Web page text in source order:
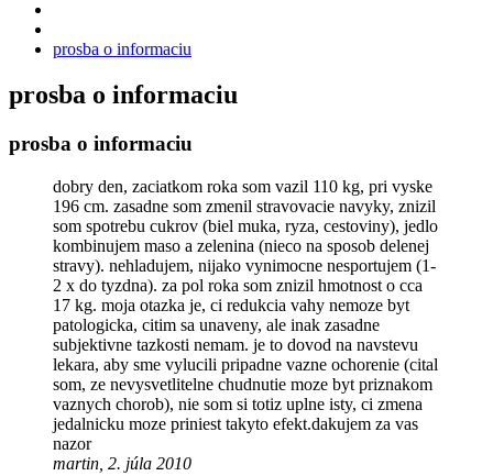
prosba o informaciu
prosba o informaciu
prosba o informaciu
dobry den, zaciatkom roka som vazil 110 kg, pri vyske
196 cm. zasadne som zmenil stravovacie navyky, znizil
som spotrebu cukrov (biel muka, ryza, cestoviny), jedlo
kombinujem maso a zelenina (nieco na sposob delenej
stravy). nehladujem, nijako vynimocne nesportujem (1-
2 x do tyzdna). za pol roka som znizil hmotnost o cca
17 kg. moja otazka je, ci redukcia vahy nemoze byt
patologicka, citim sa unaveny, ale inak zasadne
subjektivne tazkosti nemam. je to dovod na navstevu
lekara, aby sme vylucili pripadne vazne ochorenie (cital
som, ze nevysvetlitelne chudnutie moze byt priznakom
vaznych chorob), nie som si totiz uplne isty, ci zmena
jedalnicku moze priniest takyto efekt.dakujem za vas
nazor
martin, 2. júla 2010